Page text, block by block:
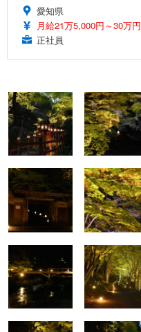
愛知県
月給21万5,000円～30万円
正社員